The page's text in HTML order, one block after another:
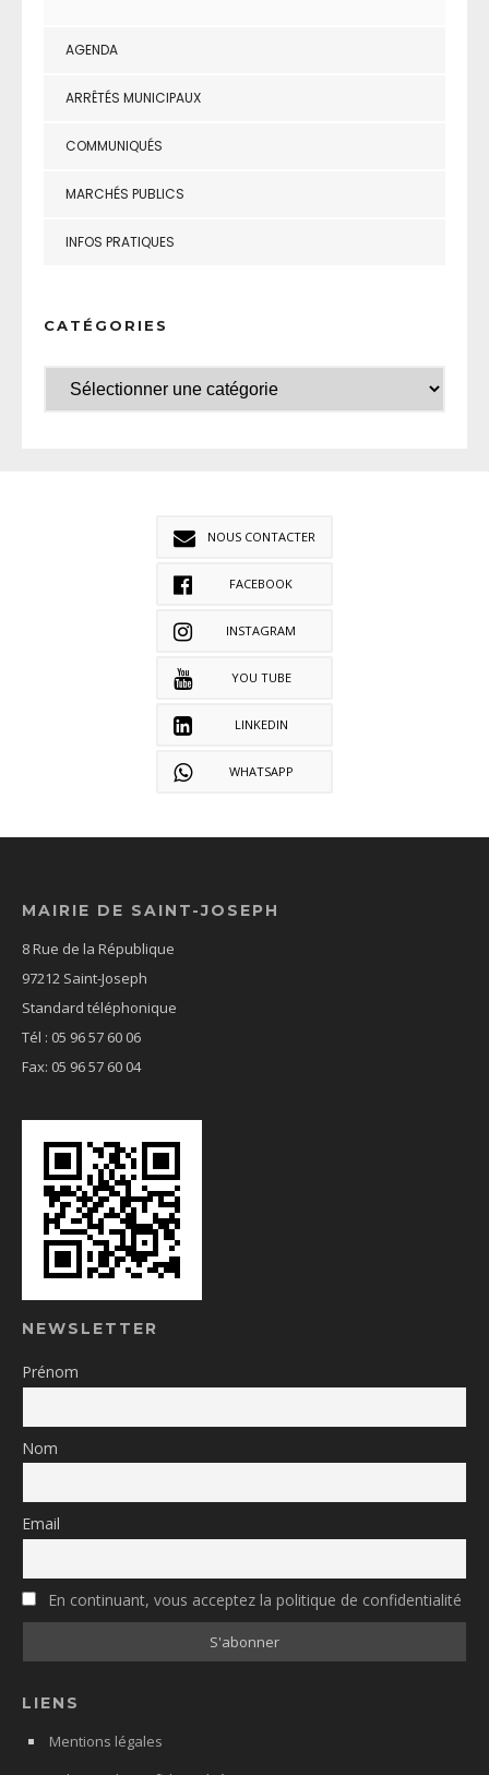
AGENDA
ARRÊTÉS MUNICIPAUX
COMMUNIQUÉS
MARCHÉS PUBLICS
INFOS PRATIQUES
CATÉGORIES
NOUS CONTACTER
FACEBOOK
INSTAGRAM
YOU TUBE
LINKEDIN
WHATSAPP
MAIRIE DE SAINT-JOSEPH
8 Rue de la République
97212 Saint-Joseph
Standard téléphonique
Tél : 05 96 57 60 06
Fax: 05 96 57 60 04
NEWSLETTER
Prénom
Nom
Email
En continuant, vous acceptez la politique de confidentialité
LIENS
Mentions légales